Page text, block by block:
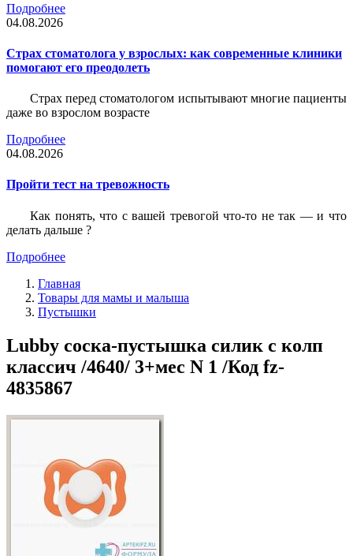
Подробнее
04.08.2026
Страх стоматолога у взрослых: как современные клиники
помогают его преодолеть
Страх перед стоматологом испытывают многие пациенты
даже во взрослом возрасте
Подробнее
04.08.2026
Пройти тест на тревожность
Как понять, что с вашей тревогой что-то не так — и что
делать дальше ?
Подробнее
Главная
Товары для мамы и малыша
Пустышки
Lubby соска-пустышка силик с колп
классич /4640/ 3+мес N 1 /Код fz-
4835867